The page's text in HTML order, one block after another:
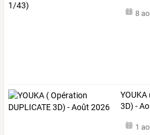
8
YOUKA
3D) -
1